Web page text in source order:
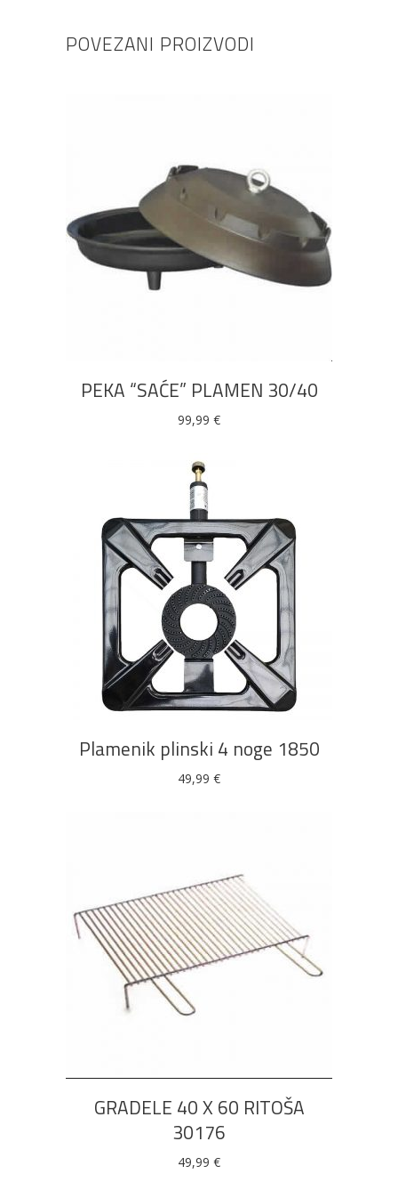
POVEZANI PROIZVODI
PEKA “SAĆE” PLAMEN 30/40
99,99 €
DODAJ U KOŠARICU
Plamenik plinski 4 noge 1850
49,99 €
DODAJ U KOŠARICU
GRADELE 40 X 60 RITOŠA
30176
49,99 €